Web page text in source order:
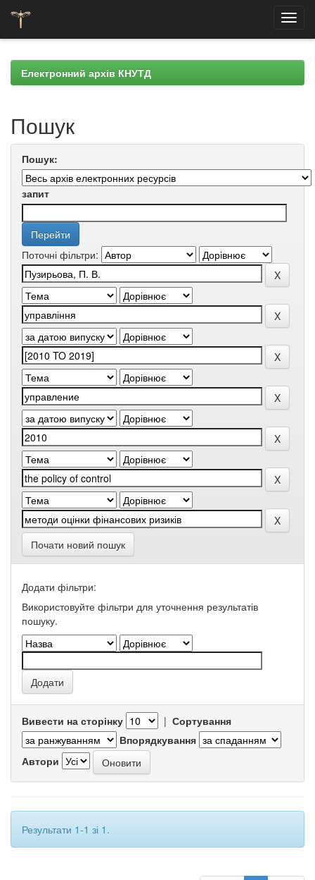
navigationЕлектронний архів КНУТД
Пошук
Пошук:
запит
Поточні фільтри:
Почати новий пошук
Додати фільтри:
Використовуйте фільтри для уточнення результатів
пошуку.
Вивести на сторінку | Сортування
Впорядкування
Автори
Результати 1-1 зі 1.